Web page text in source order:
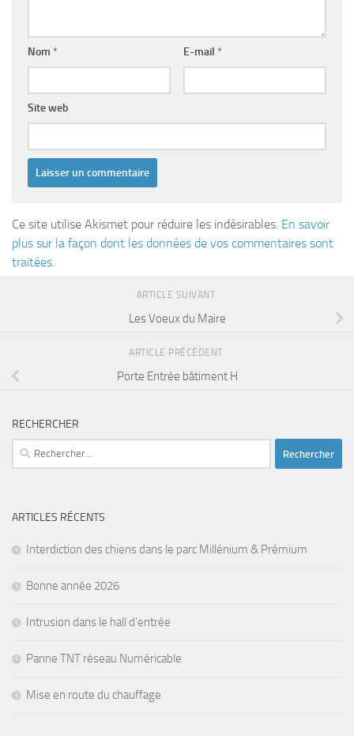
Nom * E-mail *
Site web
Ce site utilise Akismet pour réduire les indésirables. En savoir
plus sur la façon dont les données de vos commentaires sont
traitées.
ARTICLE SUIVANT
Les Voeux du Maire
ARTICLE PRÉCÉDENT
Porte Entrée bâtiment H
RECHERCHER
Rechercher :
ARTICLES RÉCENTS
Interdiction des chiens dans le parc Millénium & Prémium
Bonne année 2026
Intrusion dans le hall d’entrée
Panne TNT réseau Numéricable
Mise en route du chauffage